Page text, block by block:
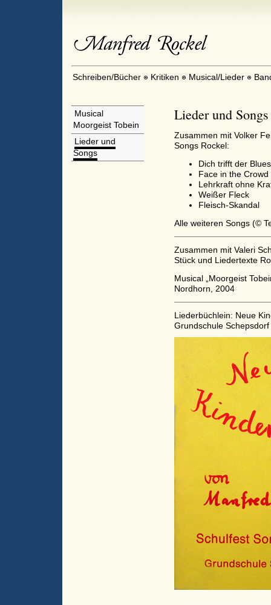
Schreiben/Bücher Kritiken Musical/Lieder
Musical
Moorgeist Tobein
Lieder und
Songs
Lieder und Songs
Zusammen mit Volker
Songs Rockel:
Dich trifft der Blues
Face in the Crowd
Lehrkraft ohne
Weißer Fleck
Fleisch-Skandal
Alle weiteren Songs (©
Zusammen mit Valeri
Stück und Liedertexte
Musical „Moorgeist
Nordhorn, 2004
Liederbüchlein: Neue
Grundschule